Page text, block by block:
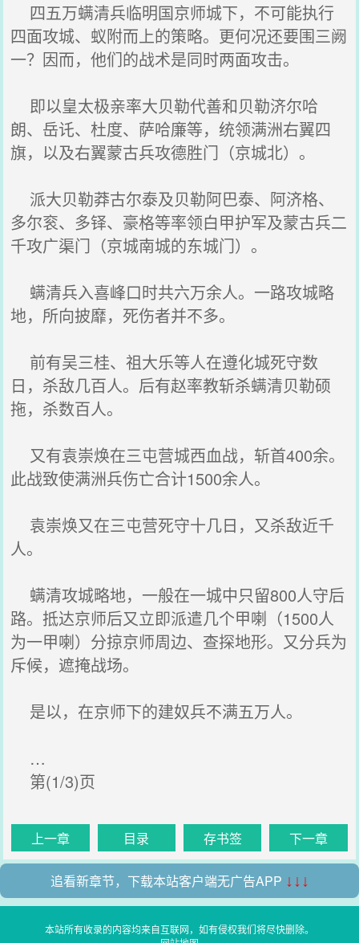
四五万螨清兵临明国京师城下，不可能执行
四面攻城、蚁附而上的策略。更何况还要围三阙
一？因而，他们的战术是同时两面攻击。
即以皇太极亲率大贝勒代善和贝勒济尔哈
朗、岳讬、杜度、萨哈廉等，统领满洲右翼四
旗，以及右翼蒙古兵攻德胜门（京城北）。
派大贝勒莽古尔泰及贝勒阿巴泰、阿济格、
多尔衮、多铎、豪格等率领白甲护军及蒙古兵二
千攻广渠门（京城南城的东城门）。
螨清兵入喜峰口时共六万余人。一路攻城略
地，所向披靡，死伤者并不多。
前有吴三桂、祖大乐等人在遵化城死守数
日，杀敌几百人。后有赵率教斩杀螨清贝勒硕
拖，杀数百人。
又有袁崇焕在三屯营城西血战，斩首400余。
此战致使满洲兵伤亡合计1500余人。
袁崇焕又在三屯营死守十几日，又杀敌近千
人。
螨清攻城略地，一般在一城中只留800人守后
路。抵达京师后又立即派遣几个甲喇（1500人
为一甲喇）分掠京师周边、查探地形。又分兵为
斥候，遮掩战场。
是以，在京师下的建奴兵不满五万人。
…
第(1/3)页
上一章 目录 存书签 下一章
追看新章节，下载本站客户端无广告APP ↓↓↓
本站所有收录的内容均来自互联网，如有侵权我们将尽快删除。